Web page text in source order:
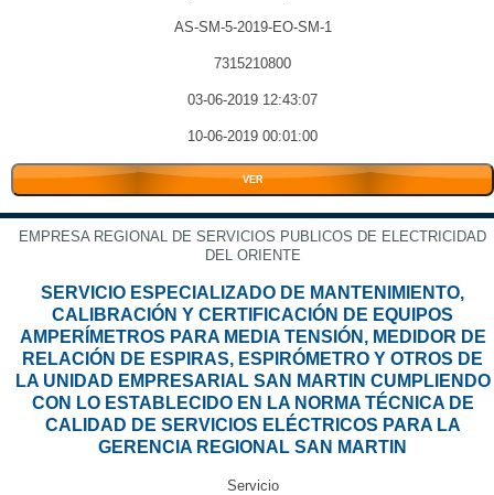
AS-SM-5-2019-EO-SM-1
7315210800
03-06-2019 12:43:07
10-06-2019 00:01:00
VER
EMPRESA REGIONAL DE SERVICIOS PUBLICOS DE ELECTRICIDAD
DEL ORIENTE
SERVICIO ESPECIALIZADO DE MANTENIMIENTO,
CALIBRACIÓN Y CERTIFICACIÓN DE EQUIPOS
AMPERÍMETROS PARA MEDIA TENSIÓN, MEDIDOR DE
RELACIÓN DE ESPIRAS, ESPIRÓMETRO Y OTROS DE
LA UNIDAD EMPRESARIAL SAN MARTIN CUMPLIENDO
CON LO ESTABLECIDO EN LA NORMA TÉCNICA DE
CALIDAD DE SERVICIOS ELÉCTRICOS PARA LA
GERENCIA REGIONAL SAN MARTIN
Servicio